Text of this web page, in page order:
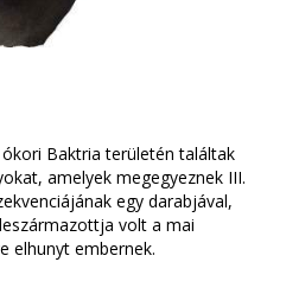
Baktria területén találtak
amelyek megegyeznek III.
egy darabjával,
volt a mai
elhunyt embernek.